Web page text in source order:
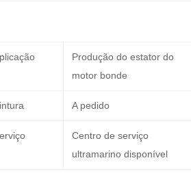
Produção do estator do
motor bonde
A pedido
Centro de serviço
ultramarino disponível